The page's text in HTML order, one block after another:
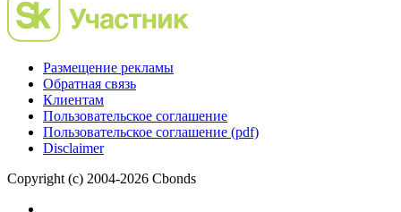
Размещение рекламы
Обратная связь
Клиентам
Пользовательское соглашение
Пользовательское соглашение (pdf)
Disclaimer
Copyright (c) 2004-2026 Cbonds